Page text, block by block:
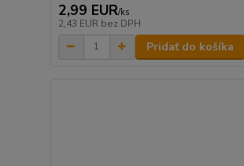
2,99 EUR/ks
2,43 EUR bez DPH
Pridať do košíka